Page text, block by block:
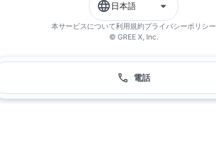
日本語
本サービスについて利用規約プライバシーポリシー
© GREE X, Inc.
電話